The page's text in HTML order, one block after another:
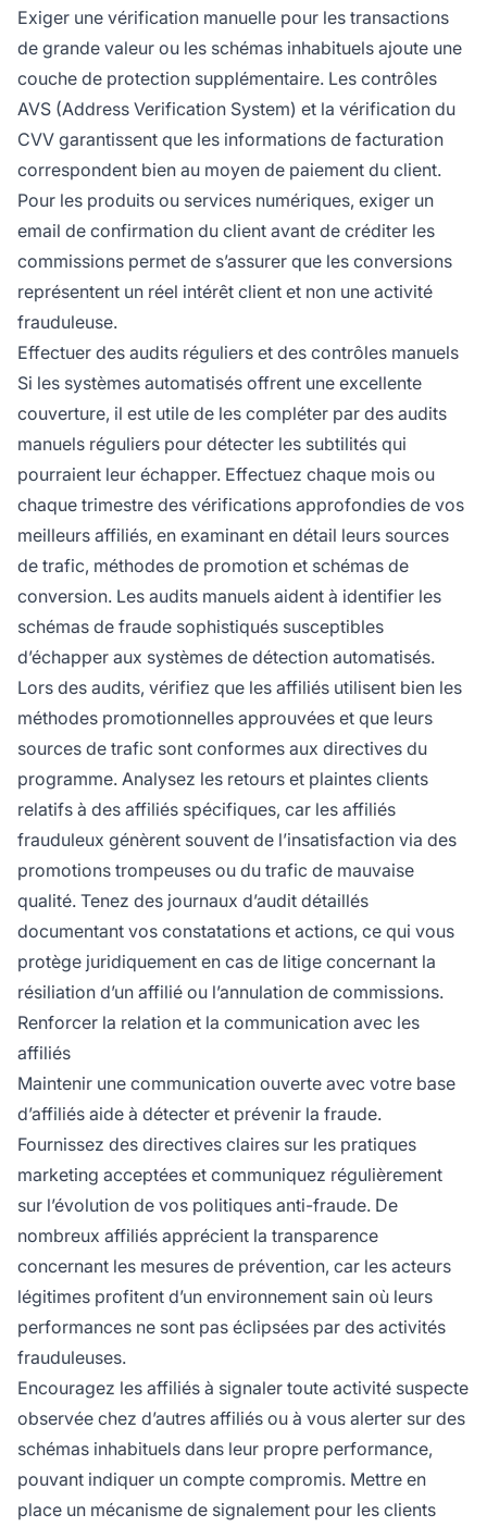
Exiger une vérification manuelle pour les transactions
de grande valeur ou les schémas inhabituels ajoute une
couche de protection supplémentaire. Les contrôles
AVS (Address Verification System) et la vérification du
CVV garantissent que les informations de facturation
correspondent bien au moyen de paiement du client.
Pour les produits ou services numériques, exiger un
email de confirmation du client avant de créditer les
commissions permet de s’assurer que les conversions
représentent un réel intérêt client et non une activité
frauduleuse.
Effectuer des audits réguliers et des contrôles manuels
Si les systèmes automatisés offrent une excellente
couverture, il est utile de les compléter par des audits
manuels réguliers pour détecter les subtilités qui
pourraient leur échapper. Effectuez chaque mois ou
chaque trimestre des vérifications approfondies de vos
meilleurs affiliés, en examinant en détail leurs sources
de trafic, méthodes de promotion et schémas de
conversion. Les audits manuels aident à identifier les
schémas de fraude sophistiqués susceptibles
d’échapper aux systèmes de détection automatisés.
Lors des audits, vérifiez que les affiliés utilisent bien les
méthodes promotionnelles approuvées et que leurs
sources de trafic sont conformes aux directives du
programme. Analysez les retours et plaintes clients
relatifs à des affiliés spécifiques, car les affiliés
frauduleux génèrent souvent de l’insatisfaction via des
promotions trompeuses ou du trafic de mauvaise
qualité. Tenez des journaux d’audit détaillés
documentant vos constatations et actions, ce qui vous
protège juridiquement en cas de litige concernant la
résiliation d’un affilié ou l’annulation de commissions.
Renforcer la relation et la communication avec les
affiliés
Maintenir une communication ouverte avec votre base
d’affiliés aide à détecter et prévenir la fraude.
Fournissez des directives claires sur les pratiques
marketing acceptées et communiquez régulièrement
sur l’évolution de vos politiques anti-fraude. De
nombreux affiliés apprécient la transparence
concernant les mesures de prévention, car les acteurs
légitimes profitent d’un environnement sain où leurs
performances ne sont pas éclipsées par des activités
frauduleuses.
Encouragez les affiliés à signaler toute activité suspecte
observée chez d’autres affiliés ou à vous alerter sur des
schémas inhabituels dans leur propre performance,
pouvant indiquer un compte compromis. Mettre en
place un mécanisme de signalement pour les clients